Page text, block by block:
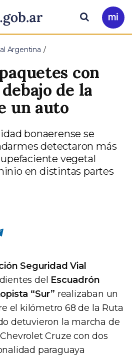
Ir
a
Buscar
Argentina
con
de la
un auto
bonaerense se
detectaron más
vegetal
en distintas partes
Seguridad Vial
del Escuadrón
“Sur” realizaban un
el kilómetro 68 de la Ruta
detuvieron la marcha de
Cruze con dos
paraguaya